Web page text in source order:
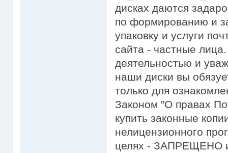
дисках даются
по формированию и
упаковку и услуги
сайта - частные
деятельностью и
наши диски вы
только для
Законом "О правах
купить законные
нелицензионного
целях - ЗАПРЕЩЕНО и